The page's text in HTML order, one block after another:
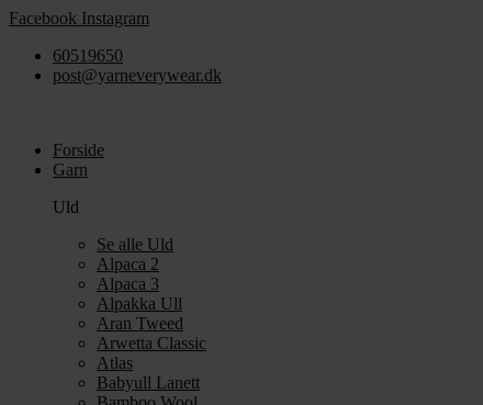
Videre
indhold
Facebook Instagram
60519650
post@yarneverywear.dk
Forside
Garn
Uld
Se alle Uld
Alpaca 2
Alpaca 3
Alpakka Ull
Aran Tweed
Arwetta Classic
Atlas
Babyull Lanett